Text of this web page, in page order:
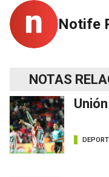
Notife
NOTAS